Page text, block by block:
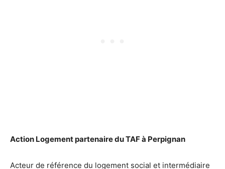
Action Logement partenaire du TAF à Perpignan
Acteur de référence du logement social et intermédiaire